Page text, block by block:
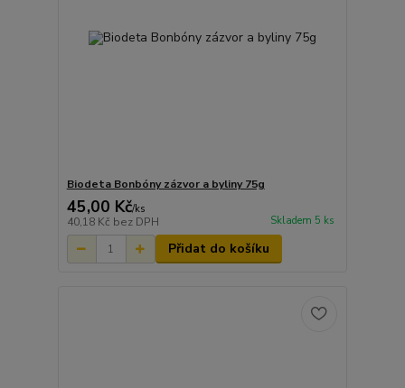
Biodeta Bonbóny zázvor a byliny 75g
45,00 Kč/ks
40,18 Kč bez DPH Skladem 5 ks
Přidat do košíku